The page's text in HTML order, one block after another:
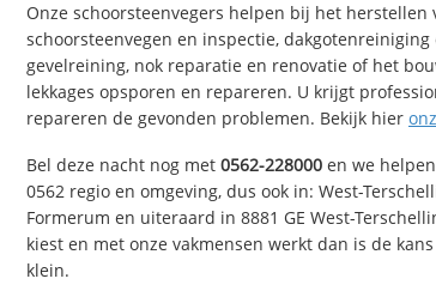
Onze schoorsteenvegers helpen bij het herstellen
schoorsteenvegen en inspectie, dakgotenreiniging
gevelreining, nok reparatie en renovatie of het
lekkages opsporen en repareren. U krijgt
repareren de gevonden problemen. Bekijk hier
Bel deze nacht nog met 0562-228000 en we
0562 regio en omgeving, dus ook in: West-
Formerum en uiteraard in 8881 GE West-
kiest en met onze vakmensen werkt dan is de
klein.